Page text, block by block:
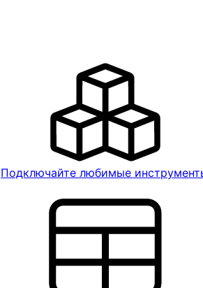
Подключайте любимые